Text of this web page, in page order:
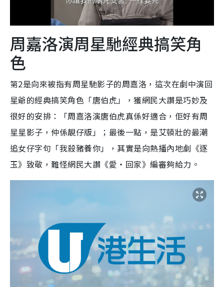
周嘉洛演周星馳經典搞笑角
色
第2是向來被指有周星馳影子的周嘉洛，這次在劇中演回
星爺的經典搞笑角色「唐伯虎」，獲網民大讚是巧妙及
很好的安排：「周嘉洛演唐伯虎真係好適合，佢好有周
星星影子，仲係靚仔版」；最後一點，是艾頓壯的最潮
追女仔字句「我殺豬養你」，其實是向熱播內地劇《逐
玉》致敬，難怪網民大讚《愛‧回家》編審夠給力。